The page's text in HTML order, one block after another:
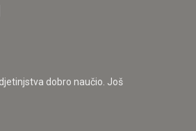
dobro naučio. Još